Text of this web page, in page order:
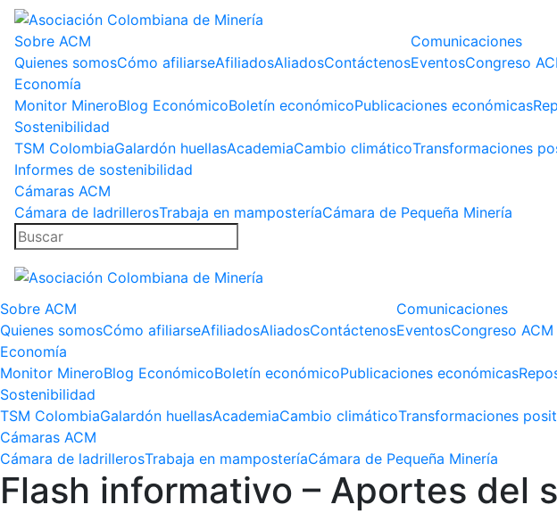
Sobre ACM
Quienes somosCómo afiliarseAfiliadosAliadosContáctenos
Comunicaciones
EventosCongreso
Economía
Monitor MineroBlog EconómicoBoletín económicoPublicaciones económicas
Sostenibilidad
TSM ColombiaGalardón huellasAcademiaCambio climáticoTransformaciones
Informes de sostenibilidad
Cámaras ACM
Cámara de ladrillerosTrabaja en mamposteríaCámara de Pequeña Minería
Sobre ACM
Quienes somosCómo afiliarseAfiliadosAliadosContáctenos
Comunicaciones
EventosCongreso
Economía
Monitor MineroBlog EconómicoBoletín económicoPublicaciones económicas
Sostenibilidad
TSM ColombiaGalardón huellasAcademiaCambio climáticoTransformaciones
Cámaras ACM
Cámara de ladrillerosTrabaja en mamposteríaCámara de Pequeña Minería
Flash informativo – Aportes del